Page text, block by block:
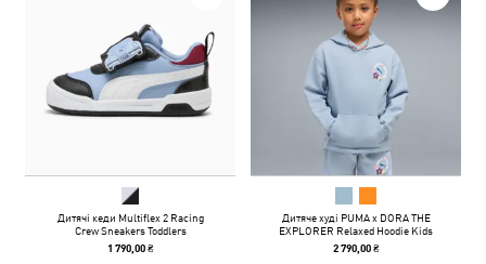
Дитячі кеди Multiflex 2 Racing
Crew Sneakers Toddlers
1 790,00 ₴
Дитяче худі PUMA x DORA THE
EXPLORER Relaxed Hoodie Kids
2 790,00 ₴